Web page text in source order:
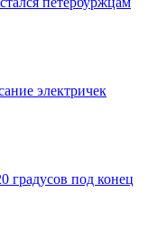
электричек
градусов под конец